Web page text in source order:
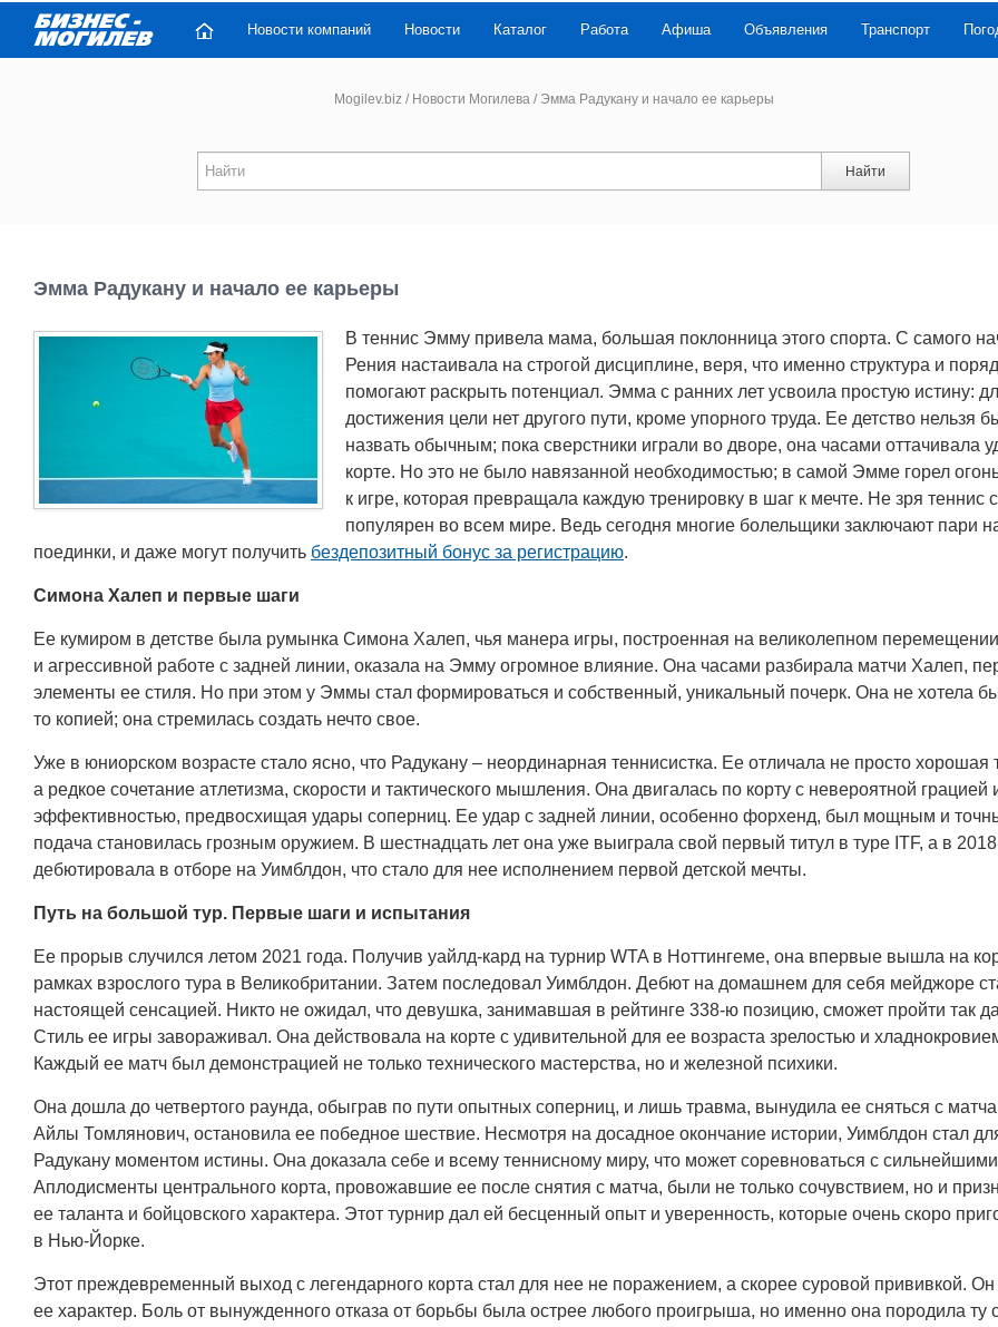
Новости компаний Новости Каталог Работа Афиша Объявления Транспорт
Mogilev.biz / Новости Могилева /Эмма Радукану и начало ее карьеры
Найти
Эмма Радукану и начало ее карьеры
В теннис Эмму привела мама, большая поклонница этого спорта. С самого
Рения настаивала на строгой дисциплине, веря, что именно структура и
помогают раскрыть потенциал. Эмма с ранних лет усвоила простую истину:
достижения цели нет другого пути, кроме упорного труда. Ее детство нельзя
назвать обычным; пока сверстники играли во дворе, она часами оттачивала
корте. Но это не было навязанной необходимостью; в самой Эмме горел
к игре, которая превращала каждую тренировку в шаг к мечте. Не зря теннис
популярен во всем мире. Ведь сегодня многие болельщики заключают пари
поединки, и даже могут получить бездепозитный бонус за регистрацию.
Симона Халеп и первые шаги
Ее кумиром в детстве была румынка Симона Халеп, чья манера игры, построенная на великолепном перемещении
и агрессивной работе с задней линии, оказала на Эмму огромное влияние. Она часами разбирала матчи Халеп,
элементы ее стиля. Но при этом у Эммы стал формироваться и собственный, уникальный почерк. Она не хотела
то копией; она стремилась создать нечто свое.
Уже в юниорском возрасте стало ясно, что Радукану – неординарная теннисистка. Ее отличала не просто хорошая
а редкое сочетание атлетизма, скорости и тактического мышления. Она двигалась по корту с невероятной грацией
эффективностью, предвосхищая удары соперниц. Ее удар с задней линии, особенно форхенд, был мощным и
подача становилась грозным оружием. В шестнадцать лет она уже выиграла свой первый титул в туре ITF, а в 2018
дебютировала в отборе на Уимблдон, что стало для нее исполнением первой детской мечты.
Путь на большой тур. Первые шаги и испытания
Ее прорыв случился летом 2021 года. Получив уайлд-кард на турнир WTA в Ноттингеме, она впервые вышла на
рамках взрослого тура в Великобритании. Затем последовал Уимблдон. Дебют на домашнем для себя мейджоре
настоящей сенсацией. Никто не ожидал, что девушка, занимавшая в рейтинге 338-ю позицию, сможет пройти так
Стиль ее игры завораживал. Она действовала на корте с удивительной для ее возраста зрелостью и
Каждый ее матч был демонстрацией не только технического мастерства, но и железной психики.
Она дошла до четвертого раунда, обыграв по пути опытных соперниц, и лишь травма, вынудила ее сняться с
Айлы Томлянович, остановила ее победное шествие. Несмотря на досадное окончание истории, Уимблдон стал
Радукану моментом истины. Она доказала себе и всему теннисному миру, что может соревноваться с
Аплодисменты центрального корта, провожавшие ее после снятия с матча, были не только сочувствием, но и
ее таланта и бойцовского характера. Этот турнир дал ей бесценный опыт и уверенность, которые очень скоро
в Нью-Йорке.
Этот преждевременный выход с легендарного корта стал для нее не поражением, а скорее суровой прививкой. Он
ее характер. Боль от вынужденного отказа от борьбы была острее любого проигрыша, но именно она породила ту